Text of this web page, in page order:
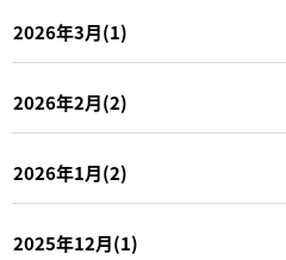
2026年3月(1)
2026年2月(2)
2026年1月(2)
2025年12月(1)